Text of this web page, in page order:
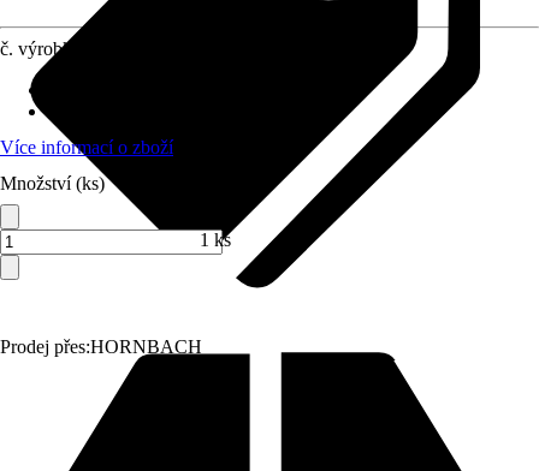
Prodej přes:HORNBACH
č. výrobku
Více informací o zboží
Množství (ks)
1 ks